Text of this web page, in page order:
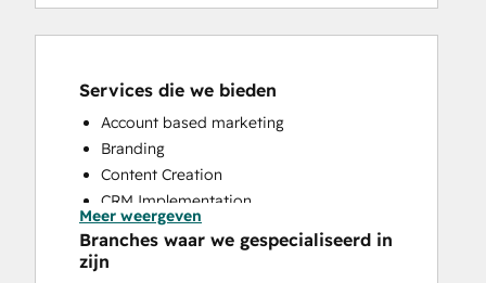
Services die we bieden
Account based marketing
Branding
Content Creation
CRM Implementation
CRM Migration
Email Marketing
Meer weergeven
Branches waar we gespecialiseerd in
zijn